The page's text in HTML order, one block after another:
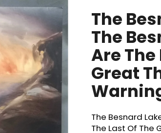
produktu
0,0
hvězdiček.
The
The
Are The
Great
The Besnard
The Last Of The
HLEDAT